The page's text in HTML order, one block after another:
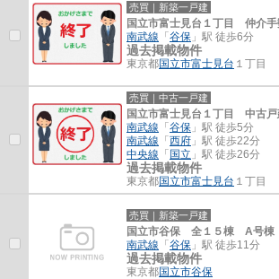
売買｜新築一戸建
国立市富士見台１丁目 仲介手
南武線 「 谷保 」駅 徒歩6分
過去掲載物件
東京都国立市富士見台 １丁目
売買｜中古一戸建
国立市富士見台１丁目 中古戸
南武線 「 谷保 」駅 徒歩5分
南武線 「 西府 」駅 徒歩22分
中央線 「 国立 」駅 徒歩26分
過去掲載物件
東京都国立市富士見台 １丁目
売買｜新築一戸建
国立市谷保 全１５棟 A号棟
南武線 「 谷保 」駅 徒歩11分
過去掲載物件
東京都国立市谷保